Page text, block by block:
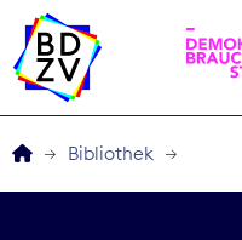
Bibliothek